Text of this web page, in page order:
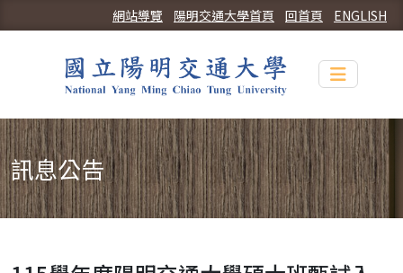
ENGLISH
回首頁
陽明交通大學首頁
網站導覽
Toggle
訊息公告